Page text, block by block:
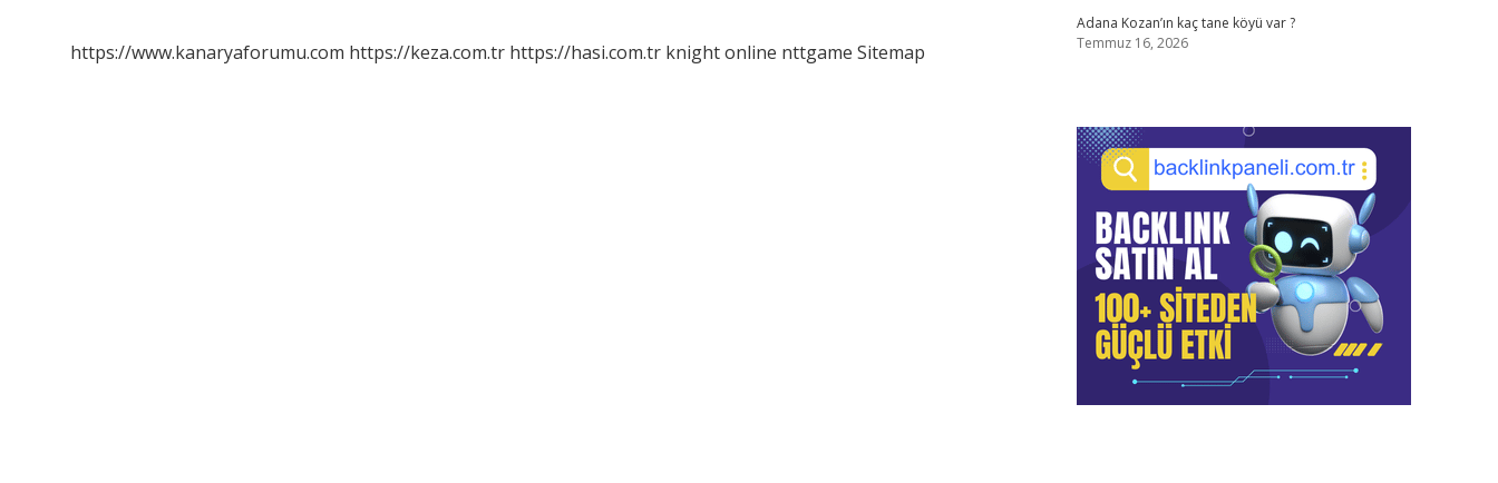
https://www.kanaryaforumu.com https://keza.com.tr https://hasi.com.tr knight online nttgame Sitemap
Adana Kozan’ın kaç tane köyü var ?
Temmuz 16, 2026